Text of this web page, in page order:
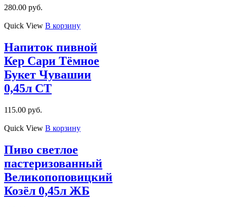
280.00 руб.
Quick View В корзину
Напиток пивной
Кер Сари Тёмное
Букет Чувашии
0,45л СТ
115.00 руб.
Quick View В корзину
Пиво светлое
пастеризованный
Великопоповицкий
Козёл 0,45л ЖБ